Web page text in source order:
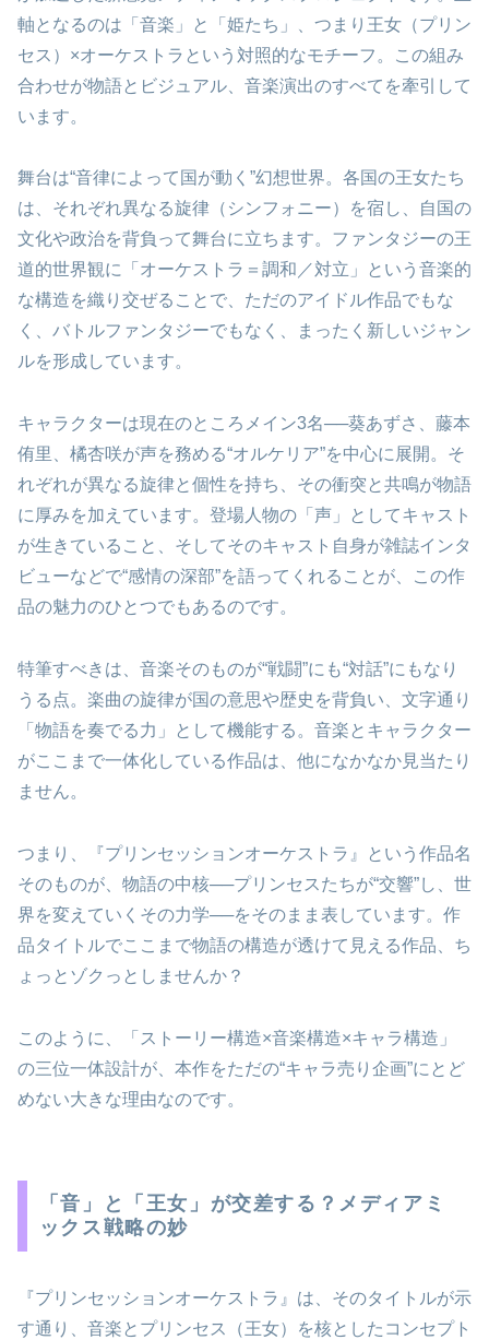
軸となるのは「音楽」と「姫たち」、つまり王女（プリン
セス）×オーケストラという対照的なモチーフ。この組み
合わせが物語とビジュアル、音楽演出のすべてを牽引して
います。
舞台は“音律によって国が動く”幻想世界。各国の王女たち
は、それぞれ異なる旋律（シンフォニー）を宿し、自国の
文化や政治を背負って舞台に立ちます。ファンタジーの王
道的世界観に「オーケストラ＝調和／対立」という音楽的
な構造を織り交ぜることで、ただのアイドル作品でもな
く、バトルファンタジーでもなく、まったく新しいジャン
ルを形成しています。
キャラクターは現在のところメイン3名──葵あずさ、藤本
侑里、橘杏咲が声を務める“オルケリア”を中心に展開。そ
れぞれが異なる旋律と個性を持ち、その衝突と共鳴が物語
に厚みを加えています。登場人物の「声」としてキャスト
が生きていること、そしてそのキャスト自身が雑誌インタ
ビューなどで“感情の深部”を語ってくれることが、この作
品の魅力のひとつでもあるのです。
特筆すべきは、音楽そのものが“戦闘”にも“対話”にもなり
うる点。楽曲の旋律が国の意思や歴史を背負い、文字通り
「物語を奏でる力」として機能する。音楽とキャラクター
がここまで一体化している作品は、他になかなか見当たり
ません。
つまり、『プリンセッションオーケストラ』という作品名
そのものが、物語の中核──プリンセスたちが“交響”し、世
界を変えていくその力学──をそのまま表しています。作
品タイトルでここまで物語の構造が透けて見える作品、ち
ょっとゾクっとしませんか？
このように、「ストーリー構造×音楽構造×キャラ構造」
の三位一体設計が、本作をただの“キャラ売り企画”にとど
めない大きな理由なのです。
「音」と「王女」が交差する？メディアミ
ックス戦略の妙
『プリンセッションオーケストラ』は、そのタイトルが示
す通り、音楽とプリンセス（王女）を核としたコンセプト